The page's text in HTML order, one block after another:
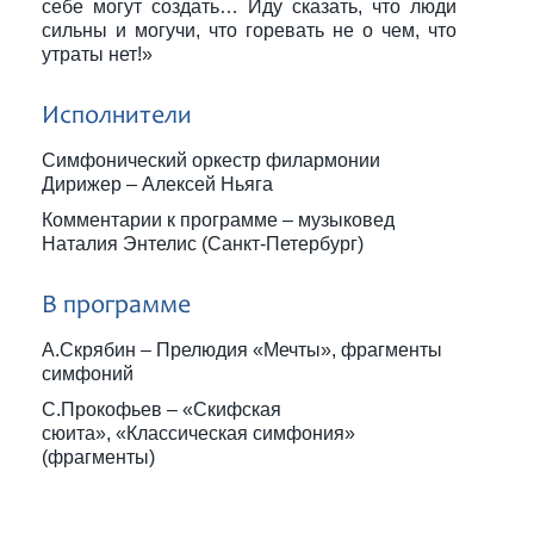
себе могут создать… Иду сказать, что люди
сильны и могучи, что горевать не о чем, что
утраты нет!»
Исполнители
Симфонический оркестр филармонии
Дирижер – Алексей Ньяга
Комментарии к программе – музыковед
Наталия Энтелис (Санкт-Петербург)
В программе
А.Скрябин – Прелюдия «Мечты», фрагменты
симфоний
С.Прокофьев – «Скифская
сюита», «Классическая симфония»
(фрагменты)